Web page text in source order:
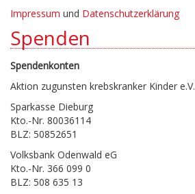
Impressum und Datenschutzerklärung
Spenden
Spendenkonten
Aktion zugunsten krebskranker Kinder e.V.
Sparkasse Dieburg
Kto.-Nr. 80036114
BLZ: 50852651
Volksbank Odenwald eG
Kto.-Nr. 366 099 0
BLZ: 508 635 13